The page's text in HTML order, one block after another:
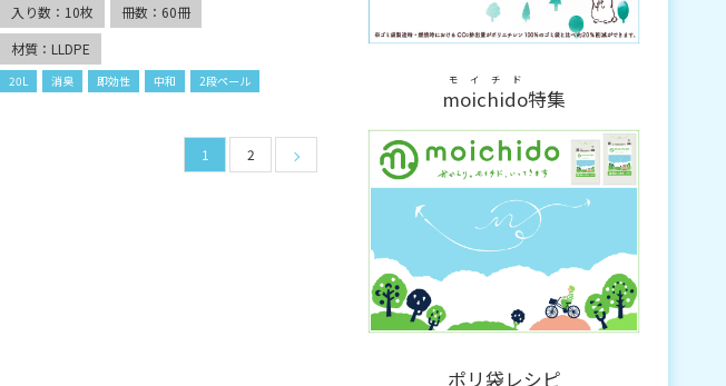
入り数：10枚
冊数：60冊
材質：LLDPE
20L 消臭 即効性 中和 2段ペール
1 2
moichido
モイチド
特集
ポリ袋レシピ